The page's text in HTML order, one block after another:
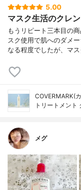
5.00
マスク生活のクレン
もうリピート三本目の
スク使用で肌へのダメ
なる程度でしたが、マ
COVERMARK(
トリートメント
メグ